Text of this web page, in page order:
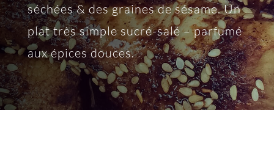
séchées & des graines de sésame. Un
plat très simple sucré-salé – parfumé
aux épices douces.